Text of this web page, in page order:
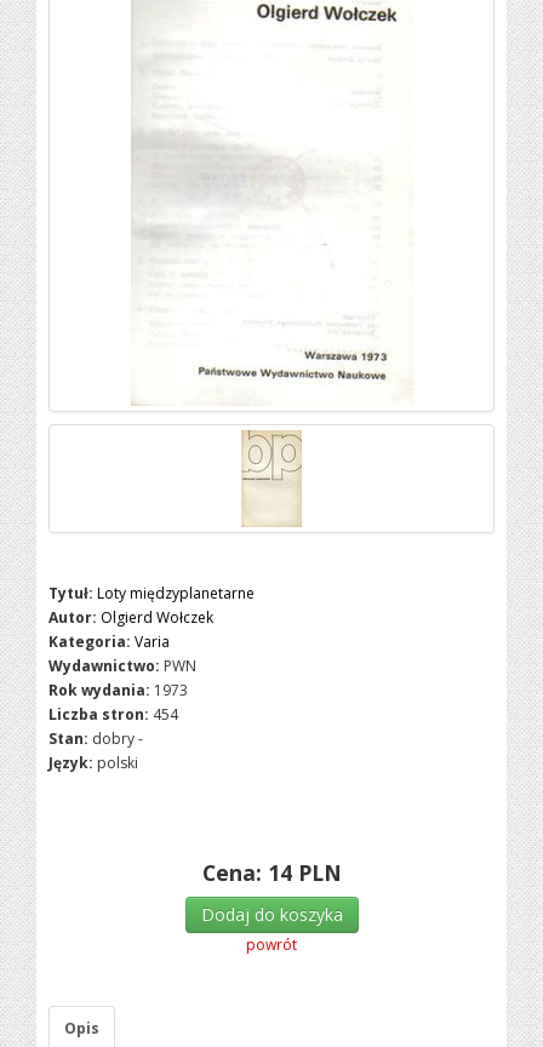
Tytuł: Loty międzyplanetarne
Autor: Olgierd Wołczek
Kategoria: Varia
Wydawnictwo: PWN
Rok wydania: 1973
Liczba stron: 454
Stan: dobry -
Język: polski
Cena: 14 PLN
Dodaj do koszyka
powrót
Opis